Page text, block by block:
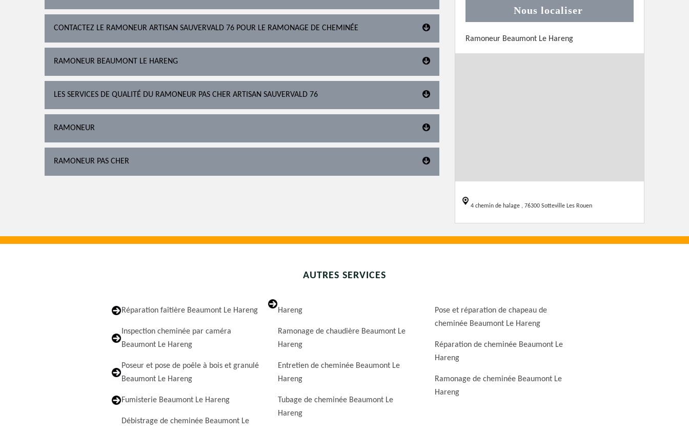
CONTACTEZ LE RAMONEUR ARTISAN SAUVERVALD 76 POUR LE RAMONAGE DE CHEMINÉE
RAMONEUR BEAUMONT LE HARENG
LES SERVICES DE QUALITÉ DU RAMONEUR PAS CHER ARTISAN SAUVERVALD 76
RAMONEUR
RAMONEUR PAS CHER
Nous localiser
Ramoneur Beaumont Le Hareng
4 chemin de halage , 76300 Sotteville Les Rouen
AUTRES SERVICES
Réparation faîtière Beaumont Le Hareng
Inspection cheminée par caméra
Beaumont Le Hareng
Poseur et pose de poêle à bois et granulé
Beaumont Le Hareng
Fumisterie Beaumont Le Hareng
Débistrage de cheminée Beaumont Le
Hareng
Ramonage de chaudière Beaumont Le
Hareng
Entretien de cheminée Beaumont Le
Hareng
Tubage de cheminée Beaumont Le
Hareng
Pose et réparation de chapeau de
cheminée Beaumont Le Hareng
Réparation de cheminée Beaumont Le
Hareng
Ramonage de cheminée Beaumont Le
Hareng